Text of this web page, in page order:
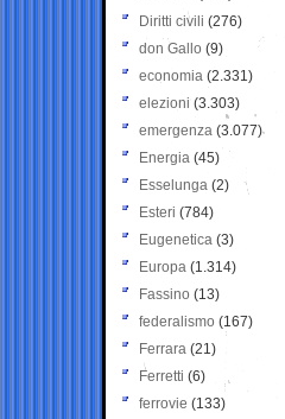
Diritti civili (276)
don Gallo (9)
economia (2.331)
elezioni (3.303)
emergenza (3.077)
Energia (45)
Esselunga (2)
Esteri (784)
Eugenetica (3)
Europa (1.314)
Fassino (13)
federalismo (167)
Ferrara (21)
Ferretti (6)
ferrovie (133)